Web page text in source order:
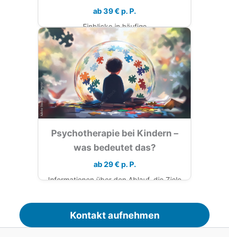
ab 39 € p. P.
Einblicke in häufige
Verhaltensauffälligkeiten und wie man als
Eltern angemessen und wirksam reagiert.
Aktuell ausgebucht
Psychotherapie bei Kindern –
was bedeutet das?
ab 29 € p. P.
Informationen über den Ablauf, die Ziele
oder jugendtherapeutischen Behandlung.
Aktuell ausgebucht
Kontakt aufnehmen